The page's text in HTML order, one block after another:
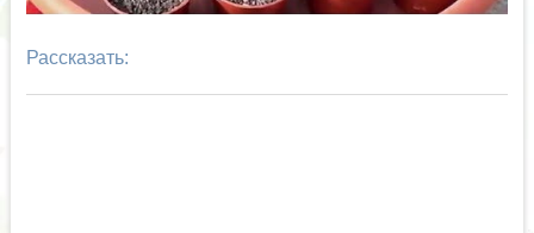
Рассказать: